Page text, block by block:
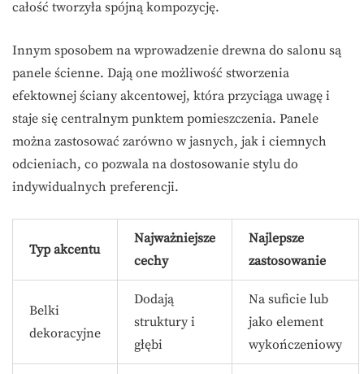
całość tworzyła spójną kompozycję.
Innym sposobem na wprowadzenie drewna do salonu są
panele ścienne. Dają one możliwość stworzenia
efektownej ściany akcentowej, która przyciąga uwagę i
staje się centralnym punktem pomieszczenia. Panele
można zastosować zarówno w jasnych, jak i ciemnych
odcieniach, co pozwala na dostosowanie stylu do
indywidualnych preferencji.
Typ akcentu
Najważniejsze
cechy
Najlepsze
zastosowanie
Belki
dekoracyjne
Dodają
struktury i
głębi
Na suficie lub
jako element
wykończeniowy